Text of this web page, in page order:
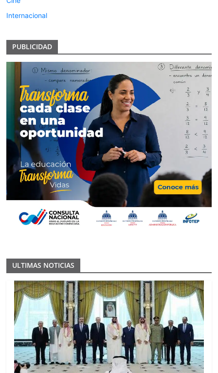
Internacional
PUBLICIDAD
ULTIMAS NOTICIAS